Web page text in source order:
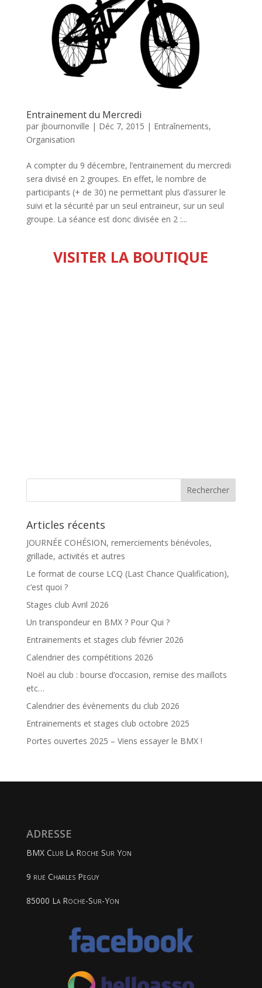
Entrainement du Mercredi
par jbournonville | Déc 7, 2015 | Entraînements,
Organisation
A compter du 9 décembre, l’entrainement du mercredi
sera divisé en 2 groupes. En effet, le nombre de
participants (+ de 30) ne permettant plus d’assurer le
suivi et la sécurité par un seul entraineur, sur un seul
groupe. La séance est donc divisée en 2 :...
VISITER LA BOUTIQUE
Articles récents
JOURNÉE COHÉSION, remerciements bénévoles,
grillade, activités et autres
Le format de course LCQ (Last Chance Qualification),
c’est quoi ?
Stages club Avril 2026
Un transpondeur en BMX ? Pour Qui ?
Entrainements et stages club février 2026
Calendrier des compétitions 2026
Noël au club : bourse d’occasion, remise des maillots
etc…
Calendrier des évènements du club 2026
Entrainements et stages club octobre 2025
Portes ouvertes 2025 – Viens essayer le BMX !
ADRESSE
BMX Club La Roche Sur Yon
9 rue Charles Peguy
85000 La Roche-Sur-Yon